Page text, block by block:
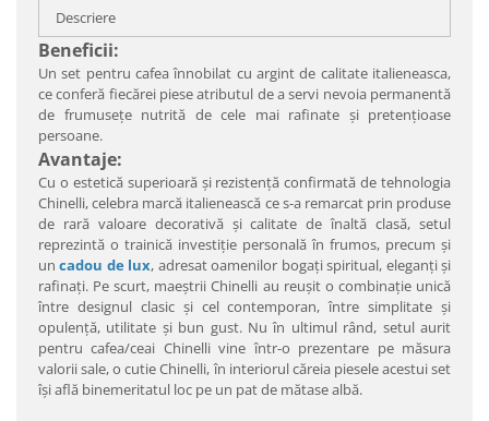
Descriere
Beneficii:
Un set pentru cafea înnobilat cu argint de calitate italieneasca,
ce conferă fiecărei piese atributul de a servi nevoia permanentă
de frumuseţe nutrită de cele mai rafinate şi pretenţioase
persoane.
Avantaje:
Cu o estetică superioară şi rezistenţă confirmată de tehnologia
Chinelli, celebra marcă italienească ce s-a remarcat prin produse
de rară valoare decorativă şi calitate de înaltă clasă, setul
reprezintă o trainică investiţie personală în frumos, precum şi
uncadou de lux, adresat oamenilor bogaţi spiritual, eleganţi şi
rafinaţi. Pe scurt, maeştrii Chinelli au reuşit o combinaţie unică
între designul clasic şi cel contemporan, între simplitate şi
opulenţă, utilitate şi bun gust. Nu în ultimul rând, setul aurit
pentru cafea/ceai Chinelli vine într-o prezentare pe măsura
valorii sale, o cutie Chinelli, în interiorul căreia piesele acestui set
îşi află binemeritatul loc pe un pat de mătase albă.